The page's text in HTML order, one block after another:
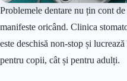
Problemele dentare nu țin cont
manifeste oricând. Clinica
este deschisă non-stop și
pentru copii, cât și pentru adulți.